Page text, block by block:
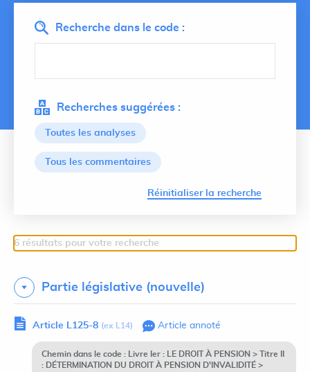
Recherche dans le code :
Recherches suggérées :
Toutes les analyses
Tous les commentaires
Réinitialiser la recherche
6 résultats pour votre recherche
Partie législative (nouvelle)
Article L125-8 (ex L14) Article annoté
Chemin dans le code : Livre Ier : LE DROIT À PENSION > Titre II
: DÉTERMINATION DU DROIT À PENSION D'INVALIDITÉ >